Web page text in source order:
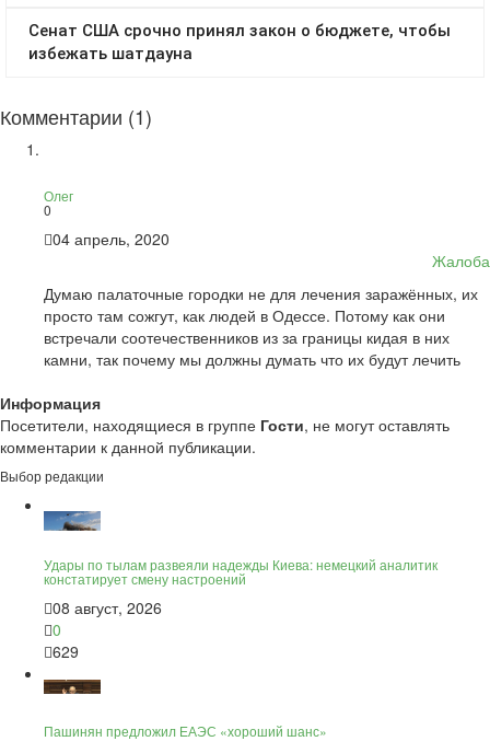
Комментарии (1)
Олег
0
04 апрель, 2020
Жалоба
Думаю палаточные городки не для лечения заражённых, их
просто там сожгут, как людей в Одессе. Потому как они
встречали соотечественников из за границы кидая в них
камни, так почему мы должны думать что их будут лечить
Информация
Посетители, находящиеся в группе Гости, не могут оставлять
комментарии к данной публикации.
Выбор редакции
Удары по тылам развеяли надежды Киева: немецкий аналитик
констатирует смену настроений
08 август, 2026
0
629
Пашинян предложил ЕАЭС «хороший шанс»